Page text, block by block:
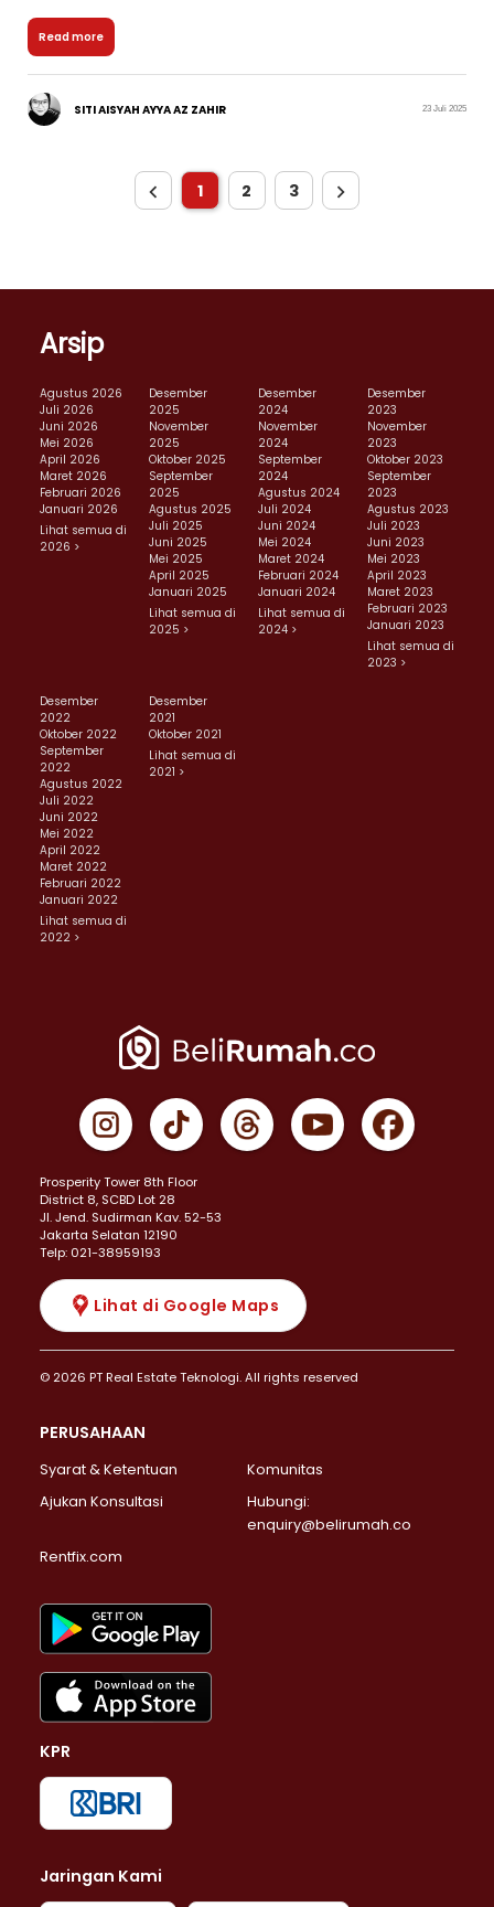
Read more
SITI AISYAH AYYA AZ ZAHIR 23 Juli 2025
1 2 3
Arsip
Agustus 2026
Juli 2026
Juni 2026
Mei 2026
April 2026
Maret 2026
Februari 2026
Januari 2026
Lihat semua di
2026 >
Desember
2025
November
2025
Oktober 2025
September
2025
Agustus 2025
Juli 2025
Juni 2025
Mei 2025
April 2025
Januari 2025
Lihat semua di
2025 >
Desember
2024
November
2024
September
2024
Agustus 2024
Juli 2024
Juni 2024
Mei 2024
Maret 2024
Februari 2024
Januari 2024
Lihat semua di
2024 >
Desember
2023
November
2023
Oktober 2023
September
2023
Agustus 2023
Juli 2023
Juni 2023
Mei 2023
April 2023
Maret 2023
Februari 2023
Januari 2023
Lihat semua di
2023 >
Desember
2022
Oktober 2022
September
2022
Agustus 2022
Juli 2022
Juni 2022
Mei 2022
April 2022
Maret 2022
Februari 2022
Januari 2022
Lihat semua di
2022 >
Desember
2021
Oktober 2021
Lihat semua di
2021 >
Prosperity Tower 8th Floor
District 8, SCBD Lot 28
JI. Jend. Sudirman Kav. 52-53
Jakarta Selatan 12190
Telp: 021-38959193
Lihat di Google Maps
© 2026 PT Real Estate Teknologi. All rights reserved
PERUSAHAAN
Syarat & Ketentuan
Komunitas
Ajukan Konsultasi
Hubungi:
enquiry@belirumah.co
Rentfix.com
KPR
Jaringan Kami